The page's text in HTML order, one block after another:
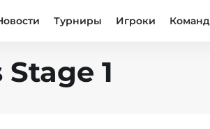
Турниры Игроки
1